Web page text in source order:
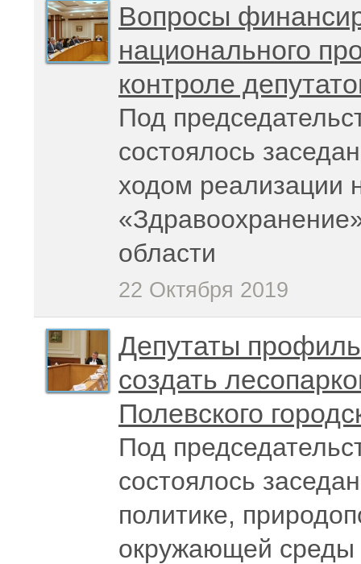
Вопросы
национального
контроле
Под
состоялось
ходом реализации
области
22 Октября 2019
Депутаты
создать
Полевского
Под
состоялось
политике,
окружающей среды